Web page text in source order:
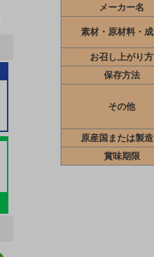
メーカー名
素材・原材料・
お召し上がり方
保存方法
その他
原産国または製造
賞味期限